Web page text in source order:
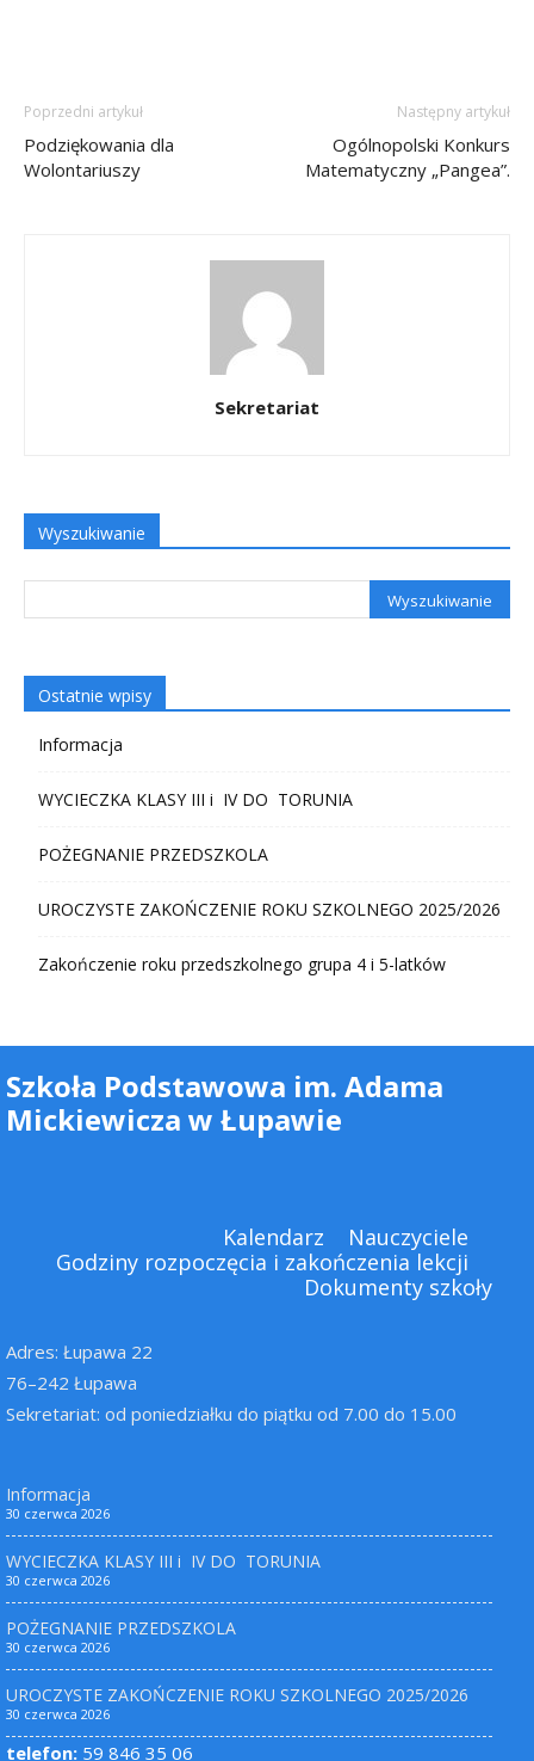
Poprzedni artykuł
Podziękowania dla
Wolontariuszy
Następny artykuł
Ogólnopolski Konkurs
Matematyczny „Pangea”.
Sekretariat
Wyszukiwanie
Ostatnie wpisy
Informacja
WYCIECZKA KLASY III i IV DO TORUNIA
POŻEGNANIE PRZEDSZKOLA
UROCZYSTE ZAKOŃCZENIE ROKU SZKOLNEGO 2025/2026
Zakończenie roku przedszkolnego grupa 4 i 5-latków
Szkoła Podstawowa im. Adama
Mickiewicza w Łupawie
Kalendarz
Nauczyciele
Godziny rozpoczęcia i zakończenia lekcji
Dokumenty szkoły
Adres: Łupawa 22
76–242 Łupawa
Sekretariat: od poniedziałku do piątku od 7.00 do 15.00
Informacja
30 czerwca 2026
WYCIECZKA KLASY III i IV DO TORUNIA
30 czerwca 2026
POŻEGNANIE PRZEDSZKOLA
30 czerwca 2026
UROCZYSTE ZAKOŃCZENIE ROKU SZKOLNEGO 2025/2026
30 czerwca 2026
telefon: 59 846 35 06